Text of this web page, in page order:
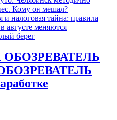
Кому он мешал?
налоговая тайна: правила
августе меняются
берег